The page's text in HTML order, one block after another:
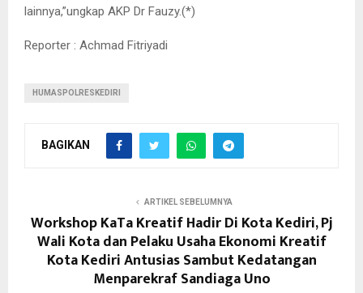
lainnya,”ungkap AKP Dr Fauzy.(*)
Reporter : Achmad Fitriyadi
HUMASPOLRESKEDIRI
BAGIKAN
ARTIKEL SEBELUMNYA
Workshop KaTa Kreatif Hadir Di Kota Kediri, Pj
Wali Kota dan Pelaku Usaha Ekonomi Kreatif
Kota Kediri Antusias Sambut Kedatangan
Menparekraf Sandiaga Uno